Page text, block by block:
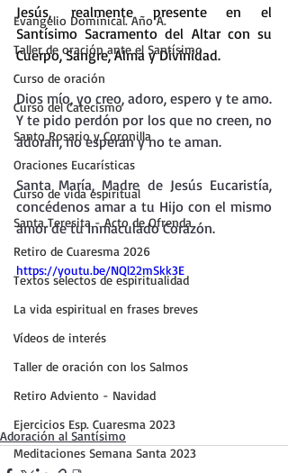
Evangelio Dominical. Año A.
Taller de oración ante el Santísimo
Curso de oración
Curso del Catecismo
Santo Rosario y Coronilla
Oraciones Eucarísticas
Curso de vida espiritual
Santa Teresita - Acto de Ofrenda
Retiro de Cuaresma 2026
Textos selectos de espiritualidad
La vida espiritual en frases breves
Vídeos de interés
Taller de oración con los Salmos
Retiro Adviento - Navidad
Ejercicios Esp. Cuaresma 2023
Meditaciones Semana Santa 2023
Jesús, realmente presente en el
Santísimo Sacramento del Altar con su
Cuerpo, Sangre, Alma y Divinidad.
Dios mío, yo creo, adoro, espero y te amo.
Y te pido perdón por los que no creen, no
adoran, no esperan y no te aman.
Santa María, Madre de Jesús Eucaristía,
concédenos amar a tu Hijo con el mismo
amor de tu Inmaculado Corazón.
https://youtu.be/NQl22mSkk3E
Adoración al Santísimo